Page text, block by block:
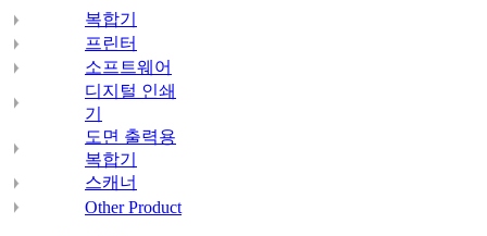
복합기
프린터
소프트웨어
디지털 인쇄
기
도면 출력용
복합기
스캐너
Other Product